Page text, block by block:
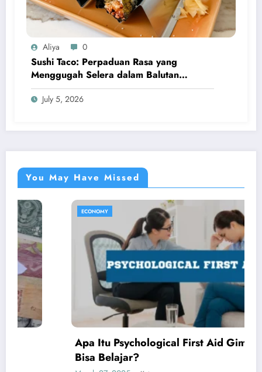
Aliya 0
Sushi Taco: Perpaduan Rasa yang
Menggugah Selera dalam Balutan
Kreativitas Modern
July 5, 2026
You May Have Missed
ECONOMY
Apa Itu Psychological First Aid Gimana Kita
Bisa Belajar?